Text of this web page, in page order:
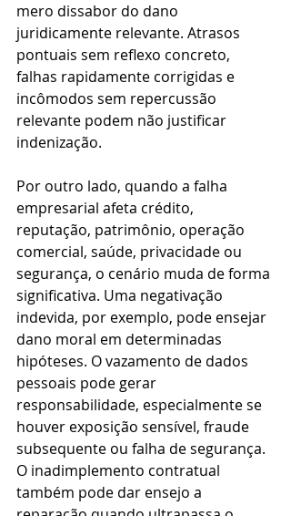
mero dissabor do dano
juridicamente relevante. Atrasos
pontuais sem reflexo concreto,
falhas rapidamente corrigidas e
incômodos sem repercussão
relevante podem não justificar
indenização.
Por outro lado, quando a falha
empresarial afeta crédito,
reputação, patrimônio, operação
comercial, saúde, privacidade ou
segurança, o cenário muda de forma
significativa. Uma negativação
indevida, por exemplo, pode ensejar
dano moral em determinadas
hipóteses. O vazamento de dados
pessoais pode gerar
responsabilidade, especialmente se
houver exposição sensível, fraude
subsequente ou falha de segurança.
O inadimplemento contratual
também pode dar ensejo a